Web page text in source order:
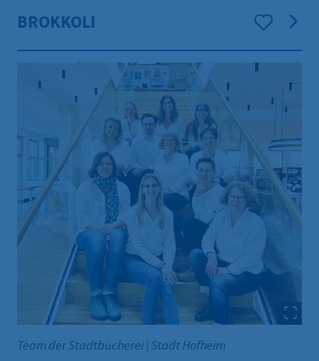
BROKKOLI
Team der Stadtbücherei Stadt Hofheim